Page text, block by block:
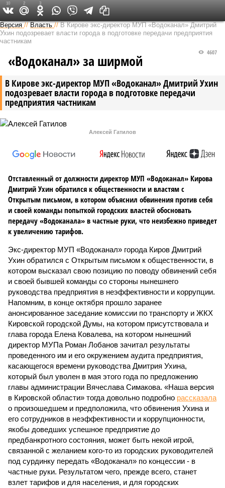
Версия в Кирове
Версия //Власть //В Кирове экс-директор МУП «Водоканал» Дмитрий
Ухин подозревает власти города в подготовке передачи предприятия
частникам
В Кирове экс-директор МУП «Водоканал» Дмитрий Ухин
подозревает власти города в подготовке передачи
предприятия частникам
4607
«Водоканал» за ширмой
Алексей Гатилов
Отставленный от должности директор МУП «Водоканал» Кирова
Дмитрий Ухин обратился к общественности и властям с
Открытым письмом, в котором объяснил обвинения против себя
и своей команды попыткой городских властей обосновать
передачу «Водоканала» в частные руки, что неизбежно приведет
к увеличению тарифов.
Экс-директор МУП «Водоканал» города Киров Дмитрий
Ухин обратился с Открытым письмом к общественности, в
котором высказал свою позицию по поводу обвинений себя
и своей бывшей команды со стороны нынешнего
руководства предприятия в неэффективности и коррупции.
Напомним, в конце октября прошло заранее
анонсированное заседание комиссии по транспорту и ЖКХ
Кировской городской Думы, на котором присутствовала и
глава города Елена Ковалева, на котором нынешний
директор МУПа Роман Лобанов зачитал результаты
проведенного им и его окружением аудита предприятия,
касающегося времени руководства Дмитрия Ухина,
который был уволен в мая этого года по предложению
главы администрации Вячеслава Симакова. «Наша версия
в Кировской области» тогда довольно подробно рассказала
о произошедшем и предположила, что обвинения Ухина и
его сотрудников в неэффективности и коррупционности,
якобы доведших успешное предприятие до
предбанкротного состояния, может быть некой игрой,
связанной с желанием кого-то из городских руководителей
под сурдинку передать «Водоканал» по концессии - в
частные руки. Результатом чего, прежде всего, станет
взлет тарифов и для населения, и для городских
10 2 3